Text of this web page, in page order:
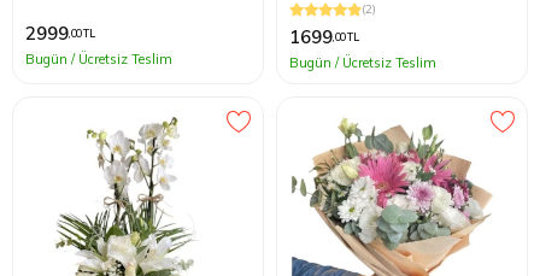
2999,00 TL
Bugün / Ücretsiz Teslim
(2)
1699,00 TL
Bugün / Ücretsiz Teslim